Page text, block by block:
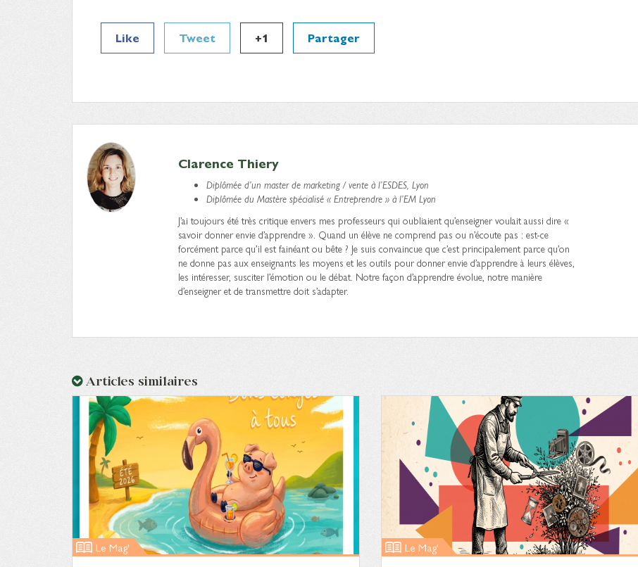
Like Tweet +1 Partager
Clarence Thiery
Diplômée d’un master de marketing / vente à l’ESDES, Lyon
Diplômée du Mastère spécialisé « Entreprendre » à l’EM Lyon
J’ai toujours été très critique envers mes professeurs qui oubliaient qu’enseigner voulait aussi dire «
savoir donner envie d’apprendre ». Quand un élève ne comprend pas ou n’écoute pas : est-ce
forcément parce qu’il est fainéant ou bête ? Je suis convaincue que c’est principalement parce qu’on
ne donne pas aux enseignants les moyens et les outils pour donner envie d’apprendre à leurs élèves,
les intéresser, susciter l’émotion ou le débat. Notre façon d’apprendre évolue, notre manière
d’enseigner et de transmettre doit s’adapter.
Articles similaires
Le Mag' Le Mag'